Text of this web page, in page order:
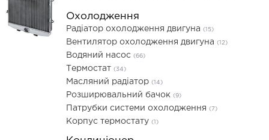
Охолодження
Радіатор охолодження двигуна (15)
Вентилятор охолодження двигуна (12)
Водяний насос (66)
Термостат (34)
Масляний радіатор (14)
Розширювальний бачок (9)
Патрубки системи охолодження (7)
Корпус термостату (1)